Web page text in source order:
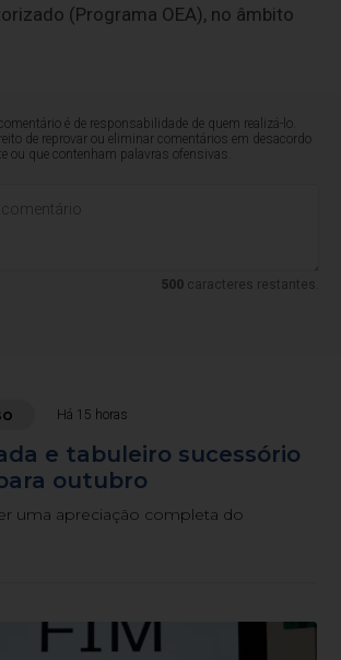
(Programa OEA), no âmbito
é de responsabilidade de quem realizá-lo.
de reprovar ou eliminar comentários em desacordo
ou que contenham palavras ofensivas.
500caracteres restantes.
Há 15 horas
e tabuleiro sucessório
outubro
uma apreciação completa do